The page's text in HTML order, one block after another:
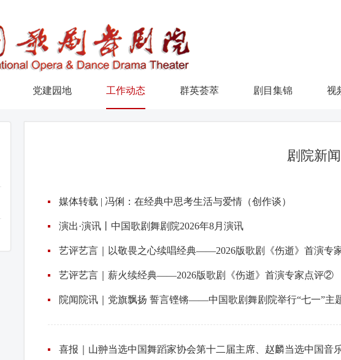
党建园地 工作动态 群英荟萃 剧目集锦 视
剧院新闻
媒体转载 | 冯俐：在经典中思考生活与爱情（创作谈）
演出·演讯丨中国歌剧舞剧院2026年8月演讯
艺评艺言｜以敬畏之心续唱经典——2026版歌剧《伤逝》首演专
艺评艺言｜薪火续经典——2026版歌剧《伤逝》首演专家点评②
院闻院讯｜党旗飘扬 誓言铿锵——中国歌剧舞剧院举行“七一”主
喜报｜山翀当选中国舞蹈家协会第十二届主席、赵麟当选中国音